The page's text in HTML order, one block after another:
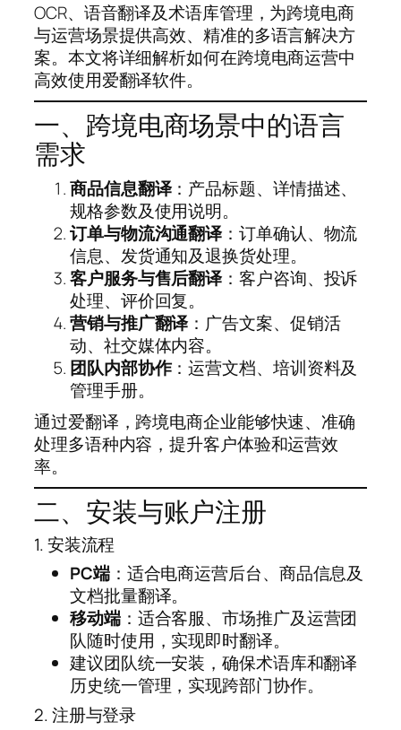
OCR、语音翻译及术语库管理，为跨境电商
与运营场景提供高效、精准的多语言解决方
案。本文将详细解析如何在跨境电商运营中
高效使用爱翻译软件。
一、跨境电商场景中的语言
需求
商品信息翻译：产品标题、详情描述、
规格参数及使用说明。
订单与物流沟通翻译：订单确认、物流
信息、发货通知及退换货处理。
客户服务与售后翻译：客户咨询、投诉
处理、评价回复。
营销与推广翻译：广告文案、促销活
动、社交媒体内容。
团队内部协作：运营文档、培训资料及
管理手册。
通过爱翻译，跨境电商企业能够快速、准确
处理多语种内容，提升客户体验和运营效
率。
二、安装与账户注册
1. 安装流程
PC端：适合电商运营后台、商品信息及
文档批量翻译。
移动端：适合客服、市场推广及运营团
队随时使用，实现即时翻译。
建议团队统一安装，确保术语库和翻译
历史统一管理，实现跨部门协作。
2. 注册与登录